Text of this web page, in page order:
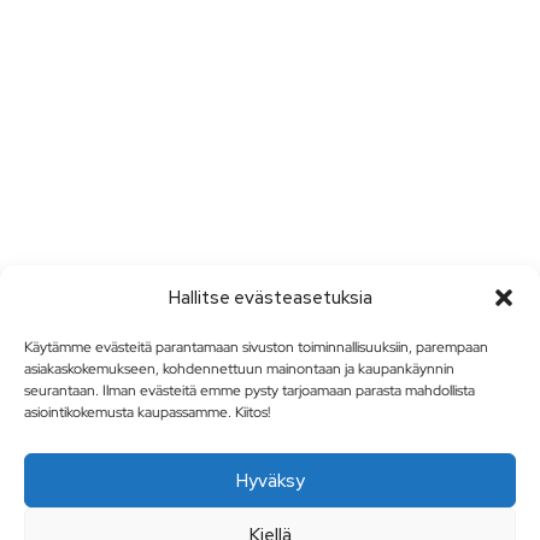
Hallitse evästeasetuksia
Käytämme evästeitä parantamaan sivuston toiminnallisuuksiin, parempaan
asiakaskokemukseen, kohdennettuun mainontaan ja kaupankäynnin
seurantaan. Ilman evästeitä emme pysty tarjoamaan parasta mahdollista
asiointikokemusta kaupassamme. Kiitos!
Hyväksy
Kiellä